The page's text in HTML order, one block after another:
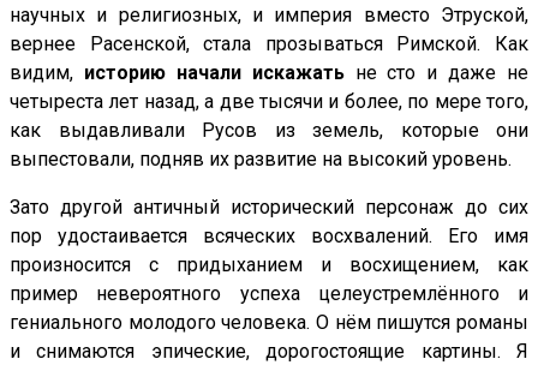
научных и религиозных, и империя вместо Этруской,
вернее Расенской, стала прозываться Римской. Как
видим, историю начали искажатьне сто и даже не
четыреста лет назад, а две тысячи и более, по мере того,
как выдавливали Русов из земель, которые они
выпестовали, подняв их развитие на высокий уровень.
Зато другой античный исторический персонаж до сих
пор удостаивается всяческих восхвалений. Его имя
произносится с придыханием и восхищением, как
пример невероятного успеха целеустремлённого и
гениального молодого человека. О нём пишутся романы
и снимаются эпические, дорогостоящие картины. Я